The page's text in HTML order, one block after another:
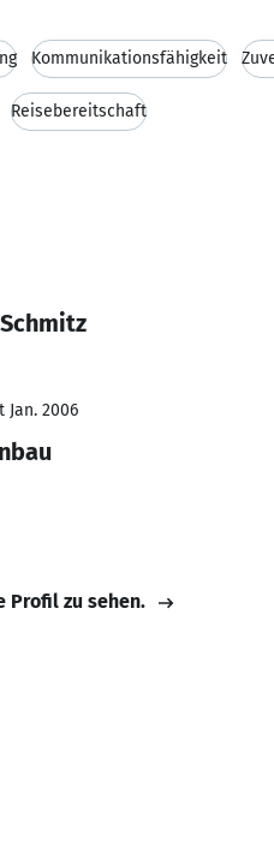
Kommunikationsfähigkeit
Reisebereitschaft
Jan. 2006
Profil zu sehen.